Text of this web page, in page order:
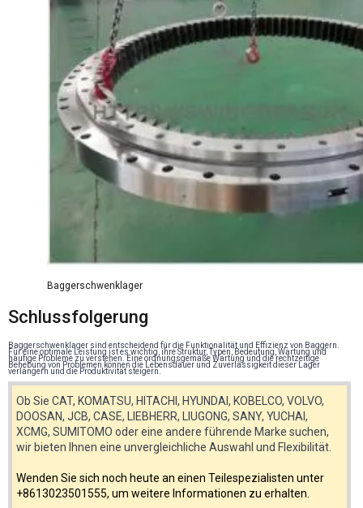
Baggerschwenklager
Schlussfolgerung
Baggerschwenklager sind entscheidend für die Funktionalität und Effizienz von Baggern.
Für eine optimale Leistung ist es wichtig, ihre Struktur, Typen, Bedeutung, Wartung und
häufige Probleme zu verstehen. Eine ordnungsgemäße Wartung und die rechtzeitige
Behebung von Problemen können die Lebensdauer und Zuverlässigkeit dieser Lager
verlängern und die Produktivität steigern.
Ob Sie CAT, KOMATSU, HITACHI, HYUNDAI, KOBELCO, VOLVO,
DOOSAN, JCB, CASE, LIEBHERR, LIUGONG, SANY, YUCHAI,
XCMG, SUMITOMO oder eine andere führende Marke suchen,
wir bieten Ihnen eine unvergleichliche Auswahl und Flexibilität.
Wenden Sie sich noch heute an einen Teilespezialisten unter
+8613023501555, um weitere Informationen zu erhalten.